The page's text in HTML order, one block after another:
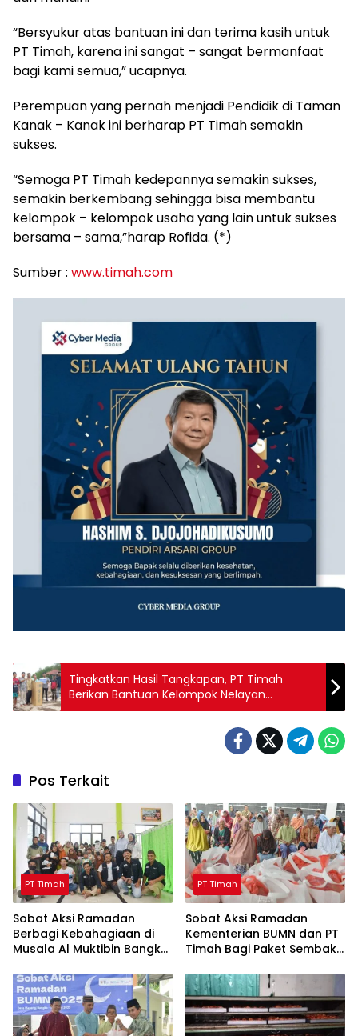
“Bersyukur atas bantuan ini dan terima kasih untuk
PT Timah, karena ini sangat – sangat bermanfaat
bagi kami semua,” ucapnya.
Perempuan yang pernah menjadi Pendidik di Taman
Kanak – Kanak ini berharap PT Timah semakin
sukses.
“Semoga PT Timah kedepannya semakin sukses,
semakin berkembang sehingga bisa membantu
kelompok – kelompok usaha yang lain untuk sukses
bersama – sama,”harap Rofida. (*)
Sumber : www.timah.com
Tingkatkan Hasil Tangkapan, PT Timah
Berikan Bantuan Kelompok Nelayan
Sanggedu Beruas
Pos Terkait
PT Timah
Sobat Aksi Ramadan
Berbagi Kebahagiaan di
Musala Al Muktibin Bangka
dan Piatu
PT Timah
Sobat Aksi Ramadan
Kementerian BUMN dan PT
Timah Bagi Paket Sembako
Barat